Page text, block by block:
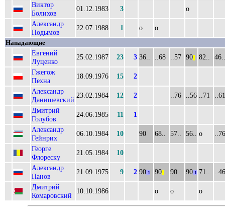
Виктор
Болихов
01.12.1983 3
о
Александр
Подымов
22.07.1988 1 о о
Нападающие
Евгений
Луценко
25.02.1987 23 3 36.. ..68 ..57 90 82..
46..
Гжегож
Пехна
18.09.1976 15
2
Александр
Данишевский
23.02.1984 12 2 ..76 ..56 ..71
..61
Дмитрий
Голубов
24.06.1985 11
1
Александр
Гейнрих
06.10.1984 10 90 68.. 57.. 56.. о
..76
Георге
Флореску
21.05.1984
10
Александр
Панов
21.09.1975 9 2 90 1 90 90 90 1 71..
..46
Дмитрий
Комаровский
10.10.1986 о о о